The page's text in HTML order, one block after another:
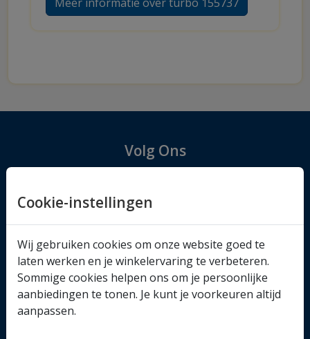
Cookie-instellingen
Wij gebruiken cookies om onze website goed te
laten werken en je winkelervaring te verbeteren.
Sommige cookies helpen ons om je persoonlijke
aanbiedingen te tonen. Je kunt je voorkeuren altijd
aanpassen.
Volg Ons